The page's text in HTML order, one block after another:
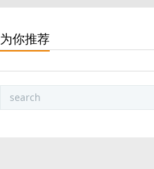
为你推荐